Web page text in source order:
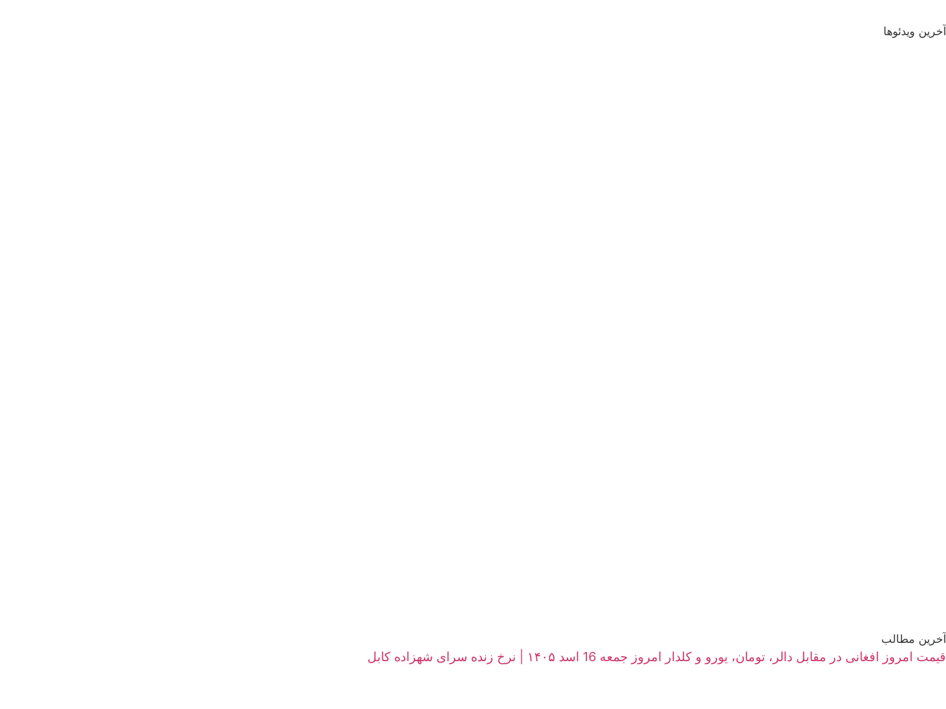
آخرین ویدئوها
آخرین مطالب
قیمت امروز افغانی در مقابل دالر، تومان، یورو و کلدار امروز جمعه 16 اسد ۱۴۰۵ | نرخ زنده سرای شهزاده کابل